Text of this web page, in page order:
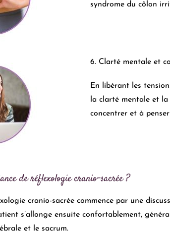
syndrome du côlon
6. Clarté mentale et
En libérant les
la clarté mentale et la
concentrer et à
de réflexologie cranio-sacrée ?
cranio-sacrée commence par une
s’allonge ensuite confortablement,
et le sacrum.